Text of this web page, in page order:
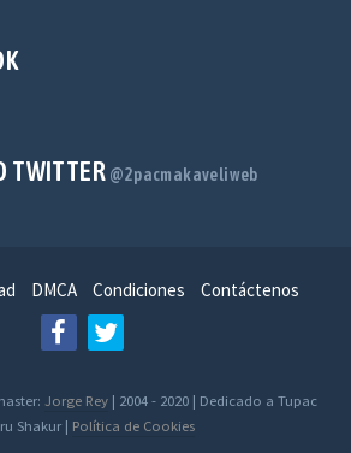
TWITTER @2pacmakaveliweb
DMCA Condiciones Contáctenos
Jorge Rey| 2004 - 2020 | Dedicado a Tupac
Shakur | Política de Cookies